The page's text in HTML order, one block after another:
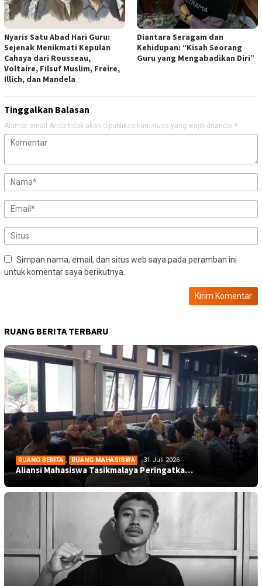
Nyaris Satu Abad Hari Guru:
Sejenak Menikmati Kepulan
Cahaya dari Rousseau,
Voltaire, Filsuf Muslim, Freire,
Illich, dan Mandela
Diantara Seragam dan
Kehidupan: “Kisah Seorang
Guru yang Mengabadikan Diri”
Tinggalkan Balasan
Alamat email Anda tidak akan dipublikasikan. Ruas yang wajib ditandai *
Simpan nama, email, dan situs web saya pada peramban ini
untuk komentar saya berikutnya.
RUANG BERITA TERBARU
RUANG BERITA , RUANG MAHASISWA 31 Juli 2026
Aliansi Mahasiswa Tasikmalaya Peringatka…